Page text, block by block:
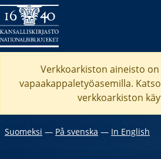
Verkkoarkiston aineisto on
vapaakappaletyöasemilla. Katso
verkkoarkiston
Suomeksi ― På svenska ― In English